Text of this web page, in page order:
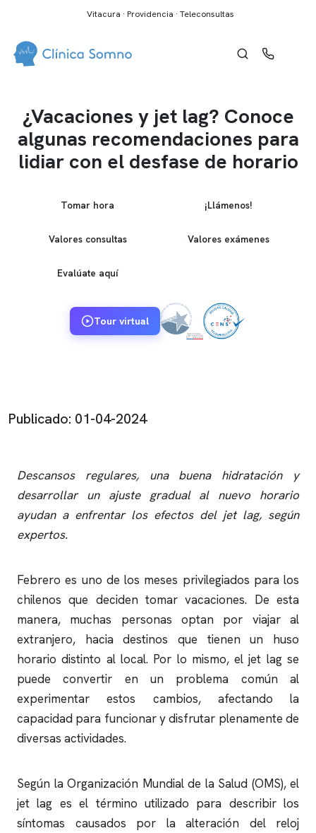
Vitacura · Providencia · Teleconsultas
¿Vacaciones y jet lag? Conoce
algunas recomendaciones para
lidiar con el desfase de horario
Tomar hora ¡Llámenos!
Valores consultas Valores exámenes
Evalúate aquí
Tour virtual
Publicado: 01-04-2024
Descansos regulares, una buena hidratación y
desarrollar un ajuste gradual al nuevo horario
ayudan a enfrentar los efectos del jet lag, según
expertos.
Febrero es uno de los meses privilegiados para los
chilenos que deciden tomar vacaciones. De esta
manera, muchas personas optan por viajar al
extranjero, hacia destinos que tienen un huso
horario distinto al local. Por lo mismo, el jet lag se
puede convertir en un problema común al
experimentar estos cambios, afectando la
capacidad para funcionar y disfrutar plenamente de
diversas actividades.
Según la Organización Mundial de la Salud (OMS), el
jet lag es el término utilizado para describir los
síntomas causados por la alteración del reloj